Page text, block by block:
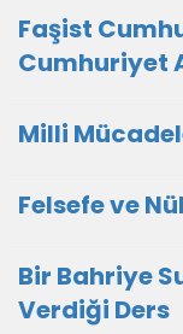
Faşist
Cumhuriyet
Milli
Felsefe ve
Bir Bahriye
Verdiği Ders